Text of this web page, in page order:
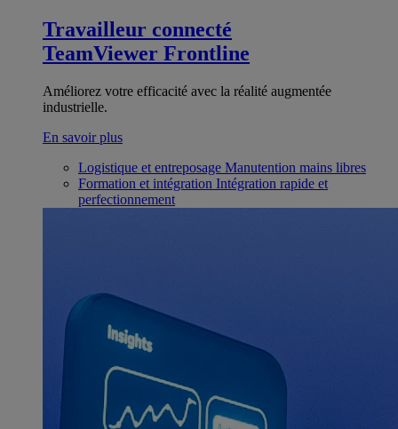
Travailleur connecté
TeamViewer Frontline
Améliorez votre efficacité avec la réalité augmentée
industrielle.
En savoir plus
Logistique et entreposage Manutention mains libres
Formation et intégration Intégration rapide et
perfectionnement